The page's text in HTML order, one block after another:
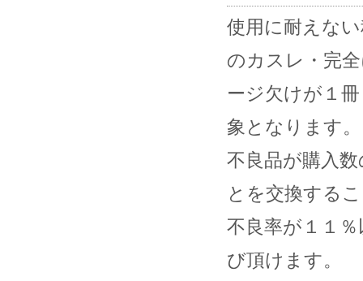
使用に耐えな
のカスレ・完
ージ欠けが１
象となります。
不良品が購入
とを交換する
不良率が１１
び頂けます。